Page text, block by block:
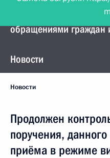
Управление Президента
обращениями граждан
Новости
Новости
Продолжен
поручения,
приёма в режиме